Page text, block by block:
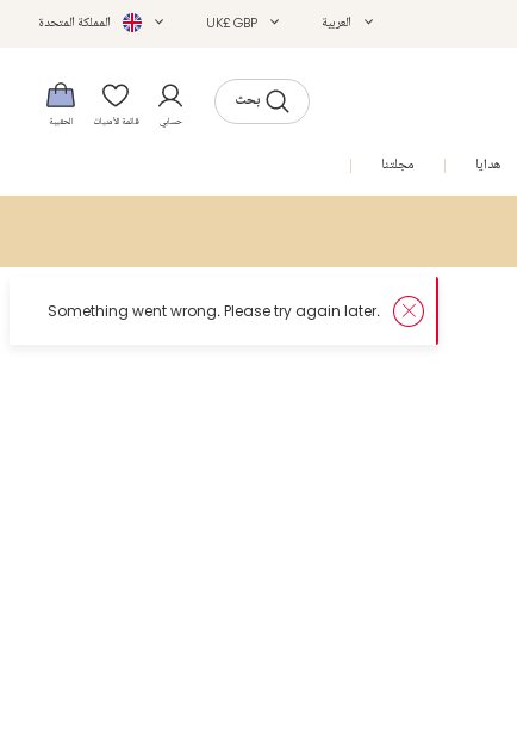
العربية UK£ GBP المملكة المتحدة
بحث
حسابي قائمة الأمنيات الحقيبة
هدايا مجلتنا